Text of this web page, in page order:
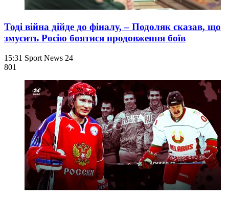
Тоді війна дійде до фіналу, – Подоляк сказав, що
змусить Росію боятися продовження боїв
15:31 Sport News 24
801